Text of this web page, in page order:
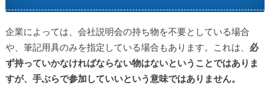
企業によっては、会社説明会の持ち物を不要としている場合
や、筆記用具のみを指定している場合もあります。これは、 必
ず持っていかなければならない物はないということではありま
すが、手ぶらで参加していいという意味ではありません。